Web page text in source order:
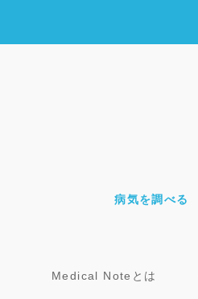
病気を調べる
Medical Noteとは